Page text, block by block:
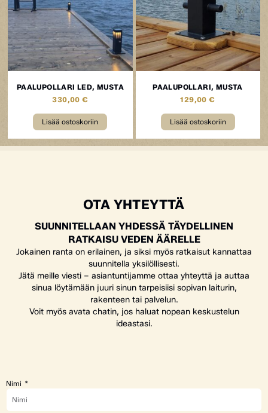
PAALUPOLLARI LED, MUSTA
330,00€
Lisää ostoskoriin
PAALUPOLLARI, MUSTA
129,00€
Lisää ostoskoriin
OTA YHTEYTTÄ
SUUNNITELLAAN YHDESSÄ TÄYDELLINEN
RATKAISU VEDEN ÄÄRELLE
Jokainen ranta on erilainen, ja siksi myös ratkaisut kannattaa
suunnitella yksilöllisesti.
Jätä meille viesti – asiantuntijamme ottaa yhteyttä ja auttaa
sinua löytämään juuri sinun tarpeisiisi sopivan laiturin,
rakenteen tai palvelun.
Voit myös avata chatin, jos haluat nopean keskustelun
ideastasi.
Nimi